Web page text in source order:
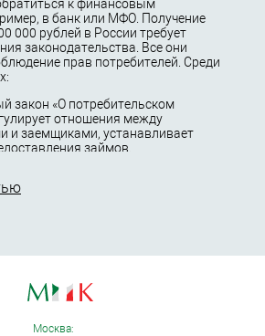
к финансовым
в банк или МФО. Получение
000 рублей в России требует
законодательства. Все они
прав потребителей. Среди
закон «О потребительском
отношения между
и заемщиками, устанавливает
займов.
насколько обосновано решение.
обо всех аспектах, изменениях
на 100 000 должен быть доступен
Москва: